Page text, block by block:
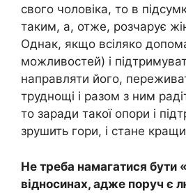
свого чоловіка, то в
таким, а, отже, розчарує
Однак, якщо всіляко
можливостей) і
направляти його,
труднощі і разом з ним
то заради такої опори і
зрушить гори, і стане
Не треба намагатися бути
відносинах, адже поруч є